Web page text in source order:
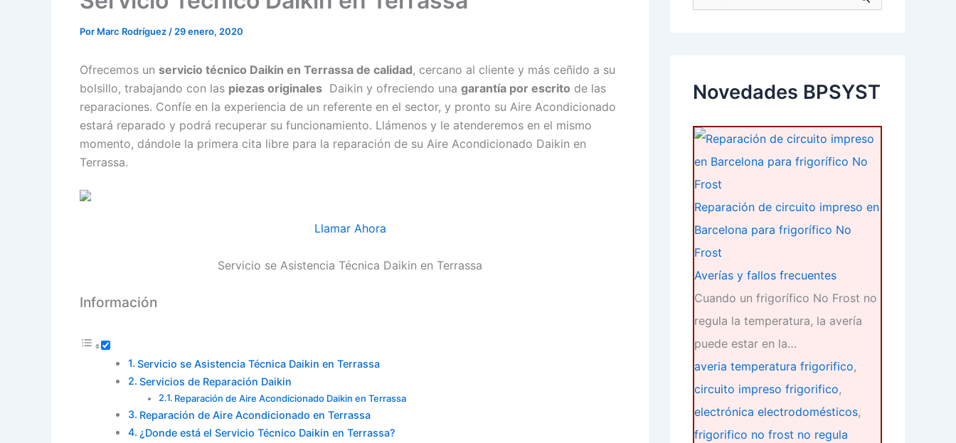
Por Marc Rodríguez / 29 enero, 2020
Ofrecemos un servicio técnico Daikin en Terrassa de calidad, cercano al cliente y más ceñido a su
bolsillo, trabajando con las piezas originales Daikin y ofreciendo una garantía por escrito de las
reparaciones. Confíe en la experiencia de un referente en el sector, y pronto su Aire Acondicionado
estará reparado y podrá recuperar su funcionamiento. Llámenos y le atenderemos en el mismo
momento, dándole la primera cita libre para la reparación de su Aire Acondicionado Daikin en
Terrassa.
Llamar Ahora
Servicio se Asistencia Técnica Daikin en Terrassa
Información
Servicio se Asistencia Técnica Daikin en Terrassa
Servicios de Reparación Daikin
Reparación de Aire Acondicionado Daikin en Terrassa
Reparación de Aire Acondicionado en Terrassa
¿Donde está el Servicio Técnico Daikin en Terrassa?
o
rNovedades BPSYST
Reparación de circuito impreso en
Barcelona para frigorífico No
Frost
Averías y fallos frecuentes
Cuando un frigorífico No Frost no
regula la temperatura, la avería
puede estar en la…
averia temperatura frigorifico,
circuito impreso frigorifico,
electrónica electrodomésticos,
frigorifico no frost no regula